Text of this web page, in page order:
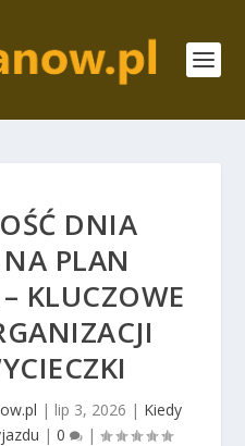
DNIA
PLAN
KLUCZOWE
| lip 3, 2026 | Kiedy
| 0 |